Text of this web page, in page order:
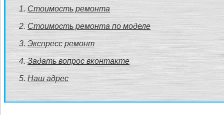
Стоимость ремонта
Стоимость ремонта по моделе
Экспресс ремонт
Задать вопрос вконтакте
Наш адрес